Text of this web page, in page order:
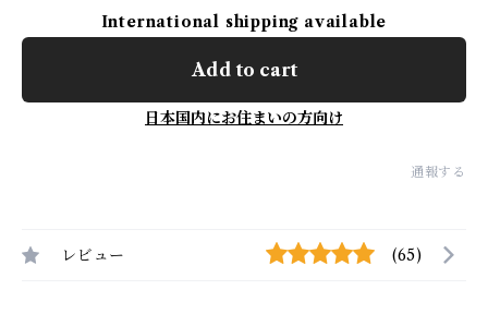
International shipping available
Add to cart
日本国内にお住まいの方向け
通報する
レビュー (65)